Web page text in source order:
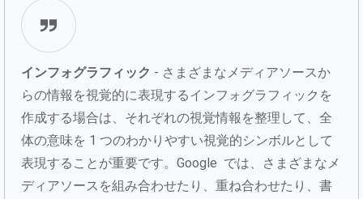
インフォグラフィック - さまざまなメディアソースか
らの情報を視覚的に表現するインフォグラフィックを
作成する場合は、それぞれの視覚情報を整理して、全
体の意味を 1 つのわかりやすい視覚的シンボルとして
表現することが重要です。Google では、さまざまなメ
ディアソースを組み合わせたり、重ね合わせたり、書